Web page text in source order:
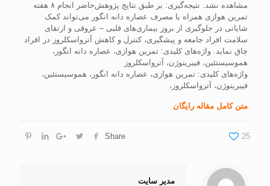
مشاهده نشد. نتيجه‌گيری: بر طبق نتايج پژوهش‌حاضر انجام ۸ هفته
تمرين هوازی همراه با مصرف عصاره دانه انگور می‌تواند کمک
شايانی در جلوگيری از بروز بيماری‌های قلبی – عروقی و ارتقای
سلامت افراد جامعه و پيشگيری، کنترل و کاهش آترواسکلروز در افراد
چاق نمايد. واژه‌های کليدی: تمرين هوازی، عصاره دانه انگور،
هموسيستئين، فيبرينوژن، آترواسکلروز
واژه‌های کلیدی: تمرين هوازی، عصاره دانه انگور، هموسيستئين،
فيبرينوژن، آترواسکلروز،
متن کامل مقاله رایگان
Share 25
مدیر سایت